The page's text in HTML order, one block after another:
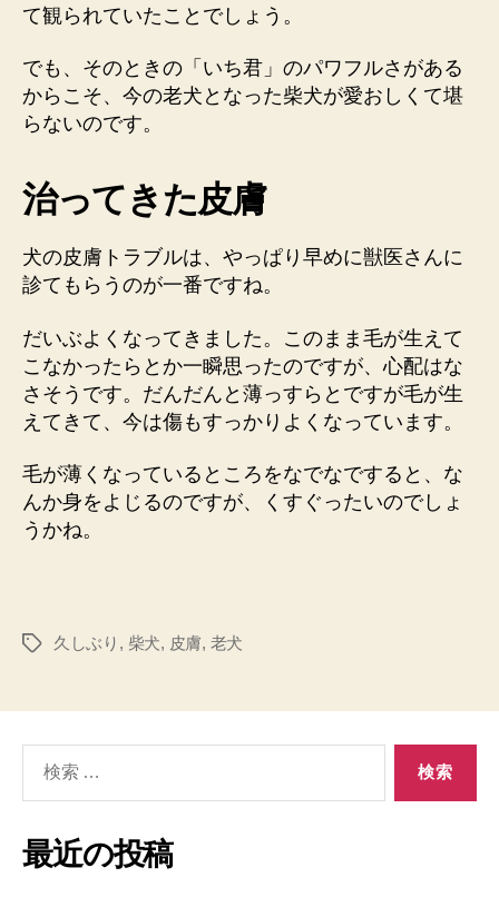
て観られていたことでしょう。
でも、そのときの「いち君」のパワフルさがある
からこそ、今の老犬となった柴犬が愛おしくて堪
らないのです。
治ってきた皮膚
犬の皮膚トラブルは、やっぱり早めに獣医さんに
診てもらうのが一番ですね。
だいぶよくなってきました。このまま毛が生えて
こなかったらとか一瞬思ったのですが、心配はな
さそうです。だんだんと薄っすらとですが毛が生
えてきて、今は傷もすっかりよくなっています。
毛が薄くなっているところをなでなですると、な
んか身をよじるのですが、くすぐったいのでしょ
うかね。
タ
久しぶり , 柴犬, 皮膚, 老犬
象:
最近の投稿